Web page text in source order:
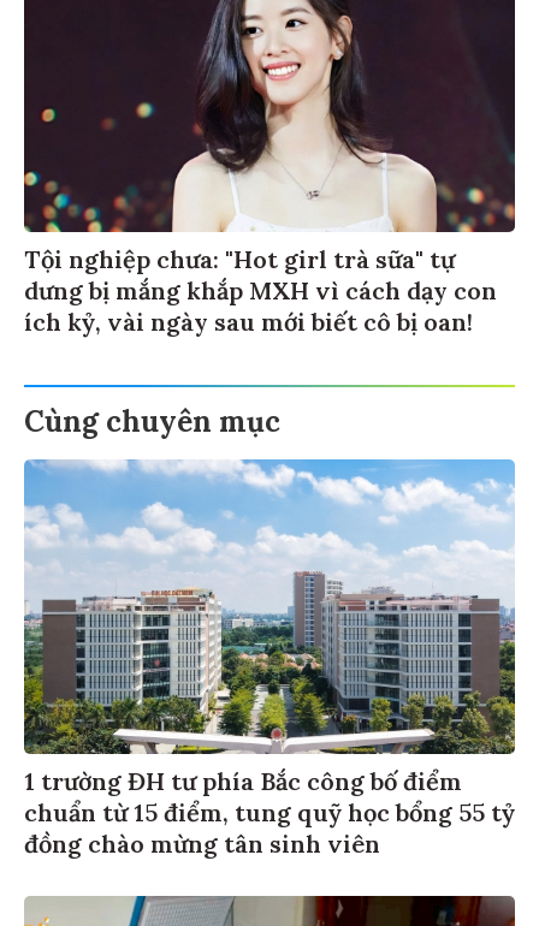
Tội nghiệp chưa: "Hot girl trà sữa" tự
dưng bị mắng khắp MXH vì cách dạy con
ích kỷ, vài ngày sau mới biết cô bị oan!
Cùng chuyên mục
1 trường ĐH tư phía Bắc công bố điểm
chuẩn từ 15 điểm, tung quỹ học bổng 55 tỷ
đồng chào mừng tân sinh viên